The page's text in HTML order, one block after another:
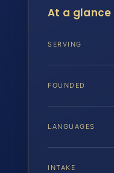
At a glance
SERVING
FOUNDED
LANGUAGES
INTAKE